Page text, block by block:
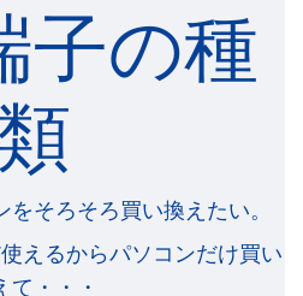
子の種
類
そろそろ買い換えたい。
えるからパソコンだけ買い
て・・・